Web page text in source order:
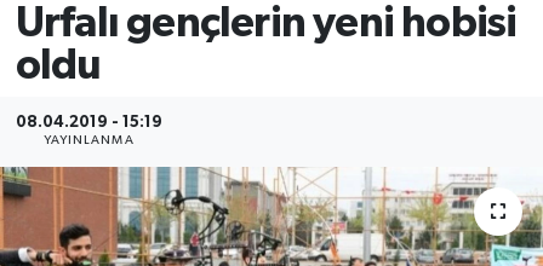
Urfalı gençlerin yeni hobisi
oldu
08.04.2019 - 15:19
YAYINLANMA
Gündem
Kültür
Magazin
Tüm Manşetler
Son Dakika Haberleri
Haber Arşivi